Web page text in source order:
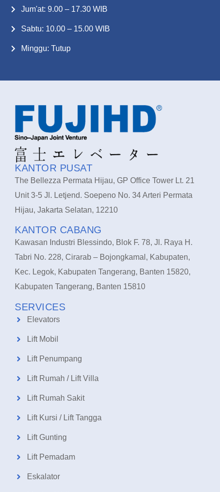
Jum'at: 9.00 – 17.30 WIB
Sabtu: 10.00 – 15.00 WIB
Minggu: Tutup
KANTOR PUSAT
The Bellezza Permata Hijau, GP Office Tower Lt. 21
Unit 3-5 Jl. Letjend. Soepeno No. 34 Arteri Permata
Hijau, Jakarta Selatan, 12210
KANTOR CABANG
Kawasan Industri Blessindo, Blok F. 78, Jl. Raya H.
Tabri No. 228, Cirarab – Bojongkamal, Kabupaten,
Kec. Legok, Kabupaten Tangerang, Banten 15820,
Kabupaten Tangerang, Banten 15810
SERVICES
Elevators
Lift Mobil
Lift Penumpang
Lift Rumah / Lift Villa
Lift Rumah Sakit
Lift Kursi / Lift Tangga
Lift Gunting
Lift Pemadam
Eskalator